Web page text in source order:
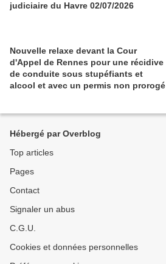
judiciaire du Havre 02/07/2026
Nouvelle relaxe devant la Cour
d'Appel de Rennes pour une récidive
de conduite sous stupéfiants et
alcool et avec un permis non prorogé
Hébergé par Overblog
Top articles
Pages
Contact
Signaler un abus
C.G.U.
Cookies et données personnelles